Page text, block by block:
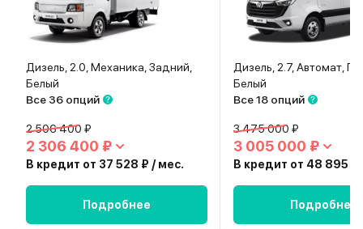
Дизель, 2.0, Механика, Задний,
Белый
Все 36 опций
2 506 400 ₽
2 306 400 ₽
В кредит от 37 528 ₽ / мес.
Подробнее
Дизель, 2.7, Автомат,
Белый
Все 18 опций
3 475 000 ₽
3 005 000 ₽
В кредит от 48 895 ₽
Подробнее